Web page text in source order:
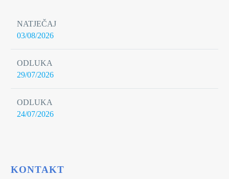
NATJEČAJ
03/08/2026
ODLUKA
29/07/2026
ODLUKA
24/07/2026
KONTAKT